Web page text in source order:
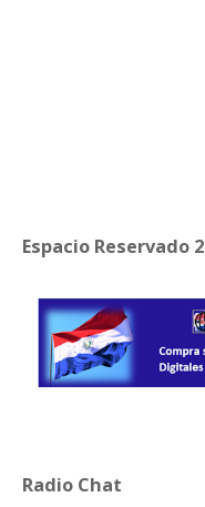
Espacio Reservado 2
Radio Chat